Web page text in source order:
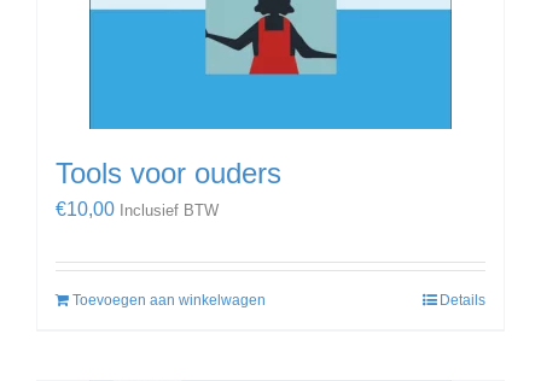
Tools voor ouders
€10,00 Inclusief BTW
Toevoegen aan winkelwagen Details